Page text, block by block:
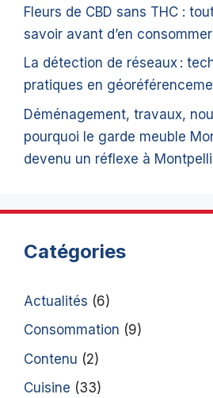
Fleurs de CBD sans THC :
savoir avant d’en consommer
La détection de réseaux :
pratiques en
Déménagement, travaux,
pourquoi le garde meuble
devenu un réflexe à
Catégories
Actualités (6)
Consommation (9)
Contenu (2)
Cuisine (33)